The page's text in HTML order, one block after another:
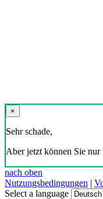
×
Sehr schade,
Aber jetzt können Sie nur
nach oben
Nutzungsbedingungen |
Select a language